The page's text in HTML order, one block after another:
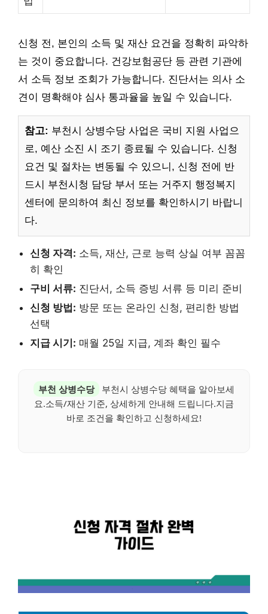
신청 전, 본인의 소득 및 재산 요건을 정확히 파악하
는 것이 중요합니다. 건강보험공단 등 관련 기관에
서 소득 정보 조회가 가능합니다. 진단서는 의사 소
견이 명확해야 심사 통과율을 높일 수 있습니다.
참고: 부천시 상병수당 사업은 국비 지원 사업으
로, 예산 소진 시 조기 종료될 수 있습니다. 신청
요건 및 절차는 변동될 수 있으니, 신청 전에 반
드시 부천시청 담당 부서 또는 거주지 행정복지
센터에 문의하여 최신 정보를 확인하시기 바랍니
다.
신청 자격: 소득, 재산, 근로 능력 상실 여부 꼼꼼
히 확인
구비 서류: 진단서, 소득 증빙 서류 등 미리 준비
신청 방법: 방문 또는 온라인 신청, 편리한 방법
선택
지급 시기: 매월 25일 지급, 계좌 확인 필수
부천 상병수당
부천시 상병수당 혜택을 알아보세
요.소득/재산 기준, 상세하게 안내해 드립니다.지금
바로 조건을 확인하고 신청하세요!